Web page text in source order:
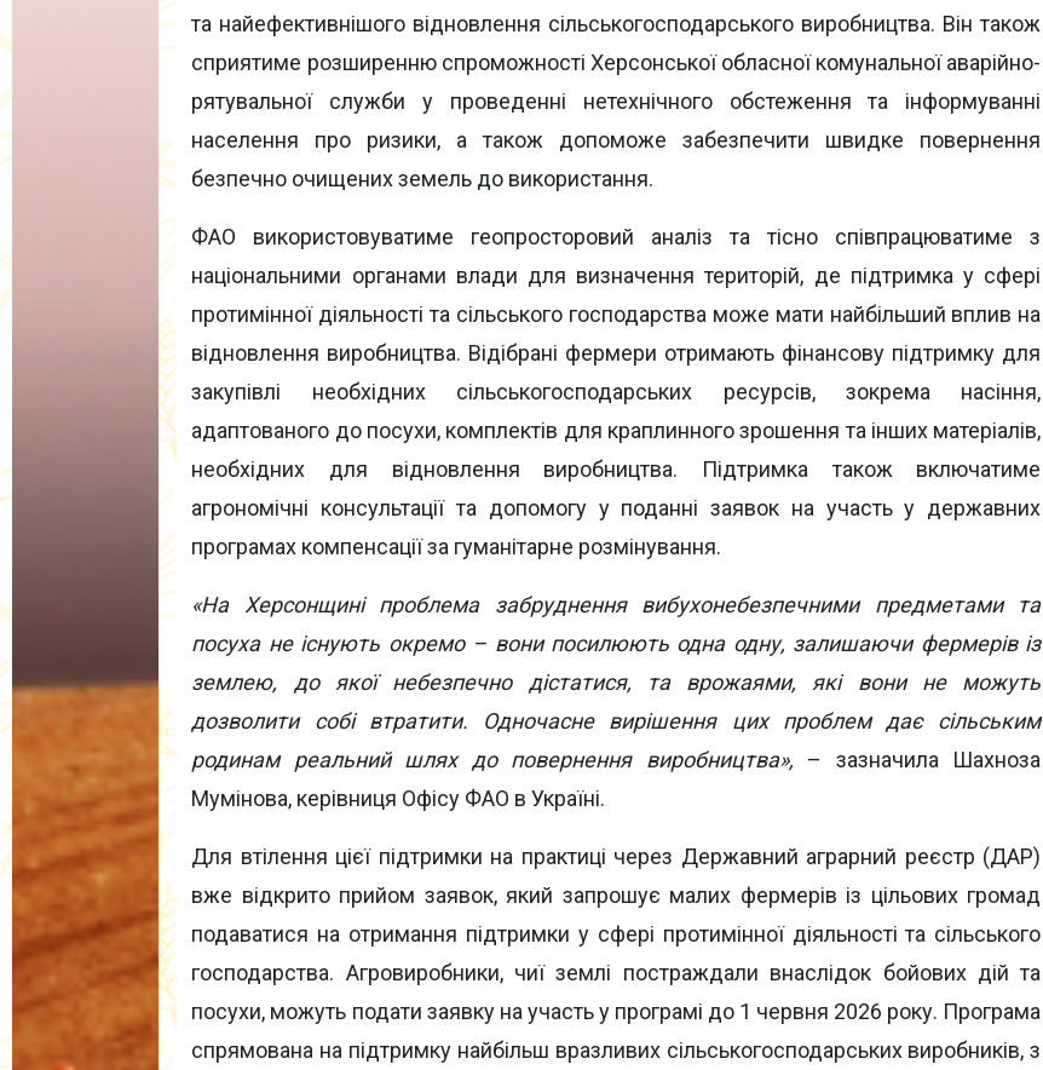
та найефективнішого відновлення сільськогосподарського виробництва. Він також
сприятиме розширенню спроможності Херсонської обласної комунальної аварійно-
рятувальної служби у проведенні нетехнічного обстеження та інформуванні
населення про ризики, а також допоможе забезпечити швидке повернення
безпечно очищених земель до використання.
ФАО використовуватиме геопросторовий аналіз та тісно співпрацюватиме з
національними органами влади для визначення територій, де підтримка у сфері
протимінної діяльності та сільського господарства може мати найбільший вплив на
відновлення виробництва. Відібрані фермери отримають фінансову підтримку для
закупівлі необхідних сільськогосподарських ресурсів, зокрема насіння,
адаптованого до посухи, комплектів для краплинного зрошення та інших матеріалів,
необхідних для відновлення виробництва. Підтримка також включатиме
агрономічні консультації та допомогу у поданні заявок на участь у державних
програмах компенсації за гуманітарне розмінування.
«На Херсонщині проблема забруднення вибухонебезпечними предметами та
посуха не існують окремо – вони посилюють одна одну, залишаючи фермерів із
землею, до якої небезпечно дістатися, та врожаями, які вони не можуть
дозволити собі втратити. Одночасне вирішення цих проблем дає сільським
родинам реальний шлях до повернення виробництва», – зазначила Шахноза
Мумінова, керівниця Офісу ФАО в Україні.
Для втілення цієї підтримки на практиці через Державний аграрний реєстр (ДАР)
вже відкрито прийом заявок, який запрошує малих фермерів із цільових громад
подаватися на отримання підтримки у сфері протимінної діяльності та сільського
господарства. Агровиробники, чиї землі постраждали внаслідок бойових дій та
посухи, можуть подати заявку на участь у програмі до 1 червня 2026 року. Програма
спрямована на підтримку найбільш вразливих сільськогосподарських виробників, з